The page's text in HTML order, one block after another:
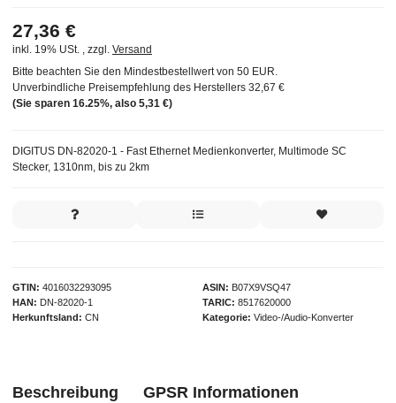
GTIN 4016032293095
HAN
DN-82020-1
Herkunftsland
CN
ASIN
B07X9VSQ47
TARIC
8517620000
Kategorie
Video-/Audio-Konverter
DIGITUS DN-82020-1 - Fast Ethernet Medienkonverter, Multimode SC
Stecker, 1310nm, bis zu 2km
27,36 €
inkl. 19% USt. , zzgl. Versand
Bitte beachten Sie den Mindestbestellwert von 50 EUR.
Unverbindliche Preisempfehlung des Herstellers 32,67 €
(Sie sparen 16.25%, also 5,31 €)
Beschreibung GPSR Informationen